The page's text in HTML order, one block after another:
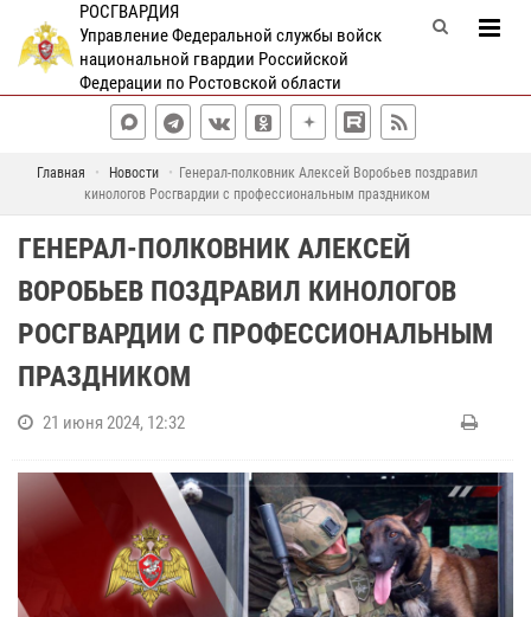
РОСГВАРДИЯ
Управление Федеральной службы войск
национальной гвардии Российской
Федерации по Ростовской области
Главная Новости
Генерал-полковник Алексей Воробьев поздравил
кинологов Росгвардии с профессиональным праздником
ГЕНЕРАЛ-ПОЛКОВНИК АЛЕКСЕЙ
ВОРОБЬЕВ ПОЗДРАВИЛ КИНОЛОГОВ
РОСГВАРДИИ С ПРОФЕССИОНАЛЬНЫМ
ПРАЗДНИКОМ
21 июня 2024, 12:32